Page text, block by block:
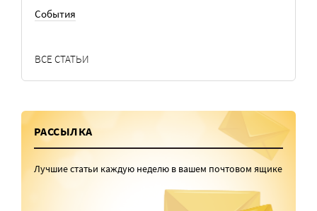
События
ВСЕ СТАТЬИ
РАССЫЛКА
Лучшие статьи каждую неделю в вашем почтовом ящике